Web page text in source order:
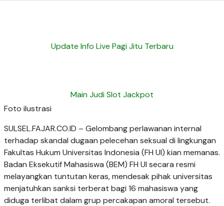
Update Info Live Pagi Jitu Terbaru
Main Judi Slot Jackpot
Foto ilustrasi
SULSEL.FAJAR.CO.ID – Gelombang perlawanan internal
terhadap skandal dugaan pelecehan seksual di lingkungan
Fakultas Hukum Universitas Indonesia (FH UI) kian memanas.
Badan Eksekutif Mahasiswa (BEM) FH UI secara resmi
melayangkan tuntutan keras, mendesak pihak universitas
menjatuhkan sanksi terberat bagi 16 mahasiswa yang
diduga terlibat dalam grup percakapan amoral tersebut.